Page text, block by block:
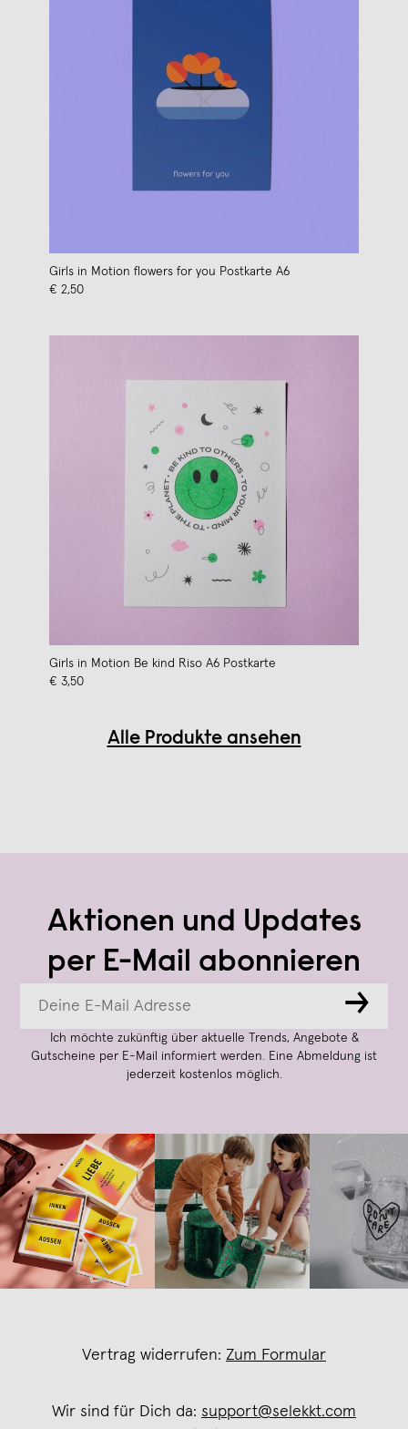
Girls in Motion flowers for you Postkarte A6
€ 2,50
Girls in Motion Be kind Riso A6 Postkarte
€ 3,50
Alle Produkte ansehen
Aktionen und Updates
per E-Mail abonnieren
→
Ich möchte zukünftig über aktuelle Trends, Angebote &
Gutscheine per E-Mail informiert werden. Eine Abmeldung ist
jederzeit kostenlos möglich.
Vertrag widerrufen: Zum Formular
Wir sind für Dich da: support@selekkt.com